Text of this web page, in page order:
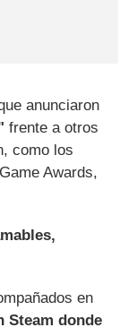
anunciaron
frente a otros
como los
Awards,
en
Steam donde